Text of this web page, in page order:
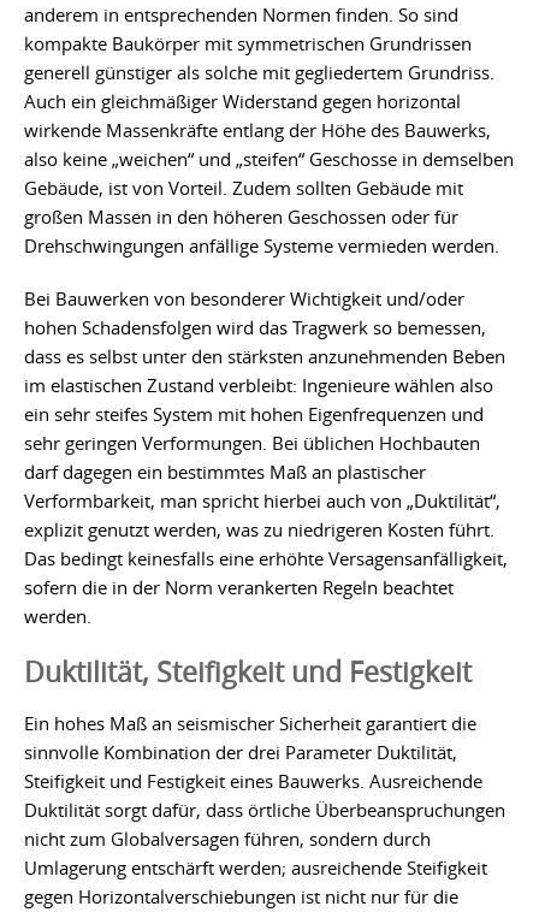
anderem in entsprechenden Normen finden. So sind
kompakte Baukörper mit symmetrischen Grundrissen
generell günstiger als solche mit gegliedertem Grundriss.
Auch ein gleichmäßiger Widerstand gegen horizontal
wirkende Massenkräfte entlang der Höhe des Bauwerks,
also keine „weichen“ und „steifen“ Geschosse in demselben
Gebäude, ist von Vorteil. Zudem sollten Gebäude mit
großen Massen in den höheren Geschossen oder für
Drehschwingungen anfällige Systeme vermieden werden.
Bei Bauwerken von besonderer Wichtigkeit und/oder
hohen Schadensfolgen wird das Tragwerk so bemessen,
dass es selbst unter den stärksten anzunehmenden Beben
im elastischen Zustand verbleibt: Ingenieure wählen also
ein sehr steifes System mit hohen Eigenfrequenzen und
sehr geringen Verformungen. Bei üblichen Hochbauten
darf dagegen ein bestimmtes Maß an plastischer
Verformbarkeit, man spricht hierbei auch von „Duktilität“,
explizit genutzt werden, was zu niedrigeren Kosten führt.
Das bedingt keinesfalls eine erhöhte Versagensanfälligkeit,
sofern die in der Norm verankerten Regeln beachtet
werden.
Duktilität, Steifigkeit und Festigkeit
Ein hohes Maß an seismischer Sicherheit garantiert die
sinnvolle Kombination der drei Parameter Duktilität,
Steifigkeit und Festigkeit eines Bauwerks. Ausreichende
Duktilität sorgt dafür, dass örtliche Überbeanspruchungen
nicht zum Globalversagen führen, sondern durch
Umlagerung entschärft werden; ausreichende Steifigkeit
gegen Horizontalverschiebungen ist nicht nur für die